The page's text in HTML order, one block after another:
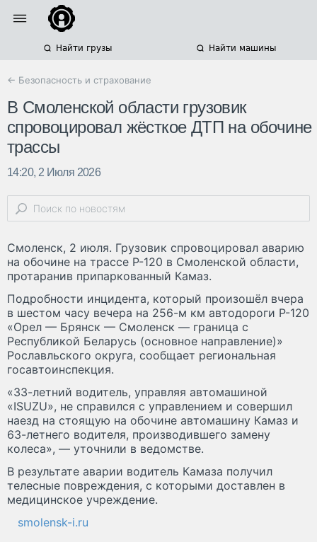
Найти грузы Найти машины
← Безопасность и страхование
В Смоленской области грузовик
спровоцировал жёсткое ДТП на обочине
трассы
14:20, 2 Июля 2026
Смоленск, 2 июля. Грузовик спровоцировал аварию
на обочине на трассе Р-120 в Смоленской области,
протаранив припаркованный Камаз.
Подробности инцидента, который произошёл вчера
в шестом часу вечера на 256-м км автодороги Р-120
«Орел — Брянск — Смоленск — граница с
Республикой Беларусь (основное направление)»
Рославльского округа, сообщает региональная
госавтоинспекция.
«33-летний водитель, управляя автомашиной
«ISUZU», не справился с управлением и совершил
наезд на стоящую на обочине автомашину Камаз и
63-летнего водителя, производившего замену
колеса», — уточнили в ведомстве.
В результате аварии водитель Камаза получил
телесные повреждения, с которыми доставлен в
медицинское учреждение.
smolensk-i.ru